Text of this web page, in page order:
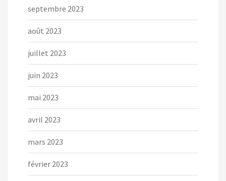
septembre 2023
août 2023
juillet 2023
juin 2023
mai 2023
avril 2023
mars 2023
février 2023